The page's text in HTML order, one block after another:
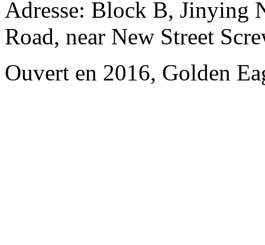
Adresse: Block B, Jinying
Road, near New Street
Ouvert en 2016, Golden